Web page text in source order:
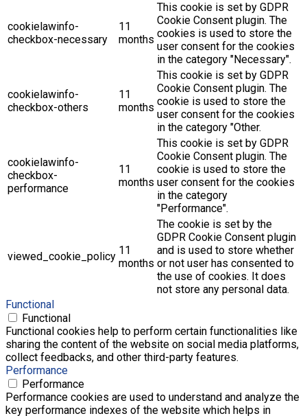
cookielawinfo-
checkbox-necessary
11
months
This cookie is set by GDPR
Cookie Consent plugin. The
cookies is used to store the
user consent for the cookies
in the category "Necessary".
cookielawinfo-
checkbox-others
11
months
This cookie is set by GDPR
Cookie Consent plugin. The
cookie is used to store the
user consent for the cookies
in the category "Other.
cookielawinfo-
checkbox-
performance
11
months
This cookie is set by GDPR
Cookie Consent plugin. The
cookie is used to store the
user consent for the cookies
in the category
"Performance".
viewed_cookie_policy 11
months
The cookie is set by the
GDPR Cookie Consent plugin
and is used to store whether
or not user has consented to
the use of cookies. It does
not store any personal data.
Functional
Functional
Functional cookies help to perform certain functionalities like
sharing the content of the website on social media platforms,
collect feedbacks, and other third-party features.
Performance
Performance
Performance cookies are used to understand and analyze the
key performance indexes of the website which helps in